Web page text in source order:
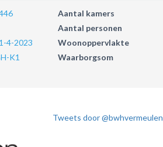
Aantal kamers
Aantal personen
4-2023 Woonoppervlakte
K1 Waarborgsom
Tweets door @bwhvermeulen